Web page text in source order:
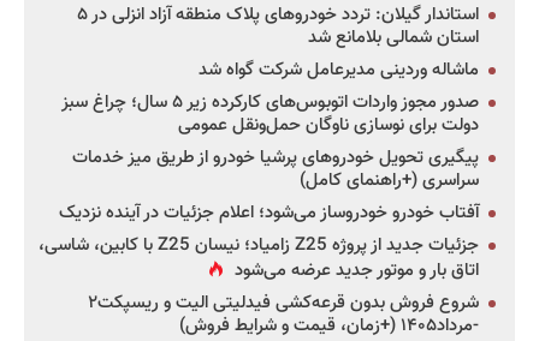
استاندار گیلان: تردد خودروهای پلاک منطقه آزاد انزلی در ۵
استان شمالی بلامانع شد
ماشاله وردینی مدیرعامل شرکت گواه شد
صدور مجوز واردات اتوبوس‌های کارکرده زیر ۵ سال؛ چراغ سبز
دولت برای نوسازی ناوگان حمل‌ونقل عمومی
پیگیری تحویل خودروهای پرشیا خودرو از طریق میز خدمات
سراسری (+راهنمای کامل)
آفتاب خودرو خودروساز می‌شود؛ اعلام جزئیات در آینده نزدیک
جزئیات جدید از پروژه Z25 زامیاد؛ نیسان Z25 با کابین، شاسی،
اتاق بار و موتور جدید عرضه می‌شود
شروع فروش بدون قرعه‌کشی فیدلیتی الیت و ریسپکت۲
-مرداد۱۴۰۵ (+زمان، قیمت و شرایط فروش)